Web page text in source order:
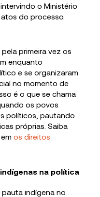
o Ministério
do processo.
primeira vez os
enquanto
e se organizaram
no momento de
é o que se chama
os povos
políticos, pautando
próprias. Saiba
emos direitos
na política
indígena no